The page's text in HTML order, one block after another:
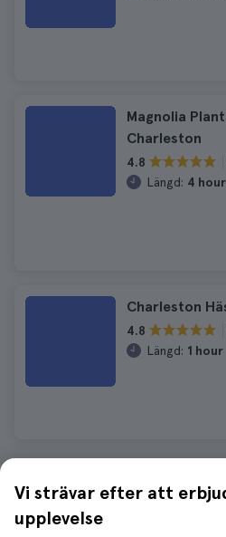
Magnolia
Charleston
4.8
Längd: 4
Charleston
4.8
Längd: 1 hour
10 saker att göra i
Vi strävar efter att
upplevelse